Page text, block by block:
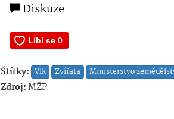
Diskuze
Štítky: Vlk Zvířata Ministerstvo
Zdroj:MŽP